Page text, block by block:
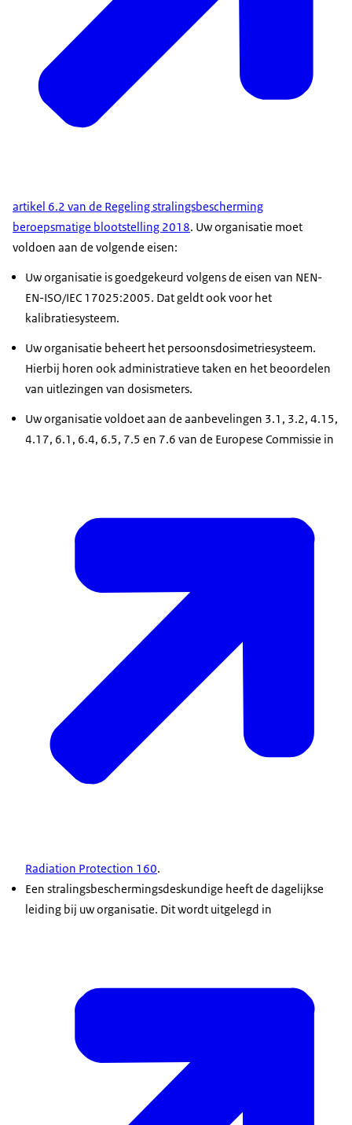
artikel 6.2 van de Regeling stralingsbescherming
beroepsmatige blootstelling 2018. Uw organisatie moet
voldoen aan de volgende eisen:
Uw organisatie is goedgekeurd volgens de eisen van NEN-
EN-ISO/IEC 17025:2005. Dat geldt ook voor het
kalibratiesysteem.
Uw organisatie beheert het persoonsdosimetriesysteem.
Hierbij horen ook administratieve taken en het beoordelen
van uitlezingen van dosismeters.
Uw organisatie voldoet aan de aanbevelingen 3.1, 3.2, 4.15,
4.17, 6.1, 6.4, 6.5, 7.5 en 7.6 van de Europese Commissie in
Radiation Protection 160.
Een stralingsbeschermingsdeskundige heeft de dagelijkse
leiding bij uw organisatie. Dit wordt uitgelegd in